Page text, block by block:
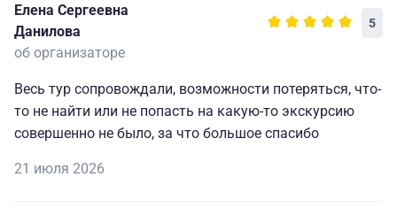
Также приятно удивили своей профессиональной
подготовкой экскурсоводы. Экскурсии проходили
интересно, познавательно и организовано.
Всем спасибо.
Елена Сергеевна
Данилова
5
об организаторе
Весь тур сопровождали, возможности потеряться, что-
то не найти или не попасть на какую-то экскурсию
совершенно не было, за что большое спасибо
21 июля 2026